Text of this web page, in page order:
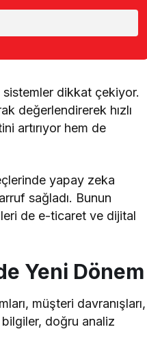
sistemler dikkat çekiyor.
değerlendirerek hızlı
artırıyor hem de
yapay zeka
sağladı. Bunun
de e-ticaret ve dijital
Yeni Dönem
müşteri davranışları,
doğru analiz